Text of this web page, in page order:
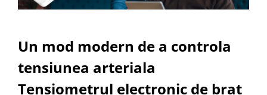
Un mod modern de a controla
tensiunea arteriala
Tensiometrul electronic de brat